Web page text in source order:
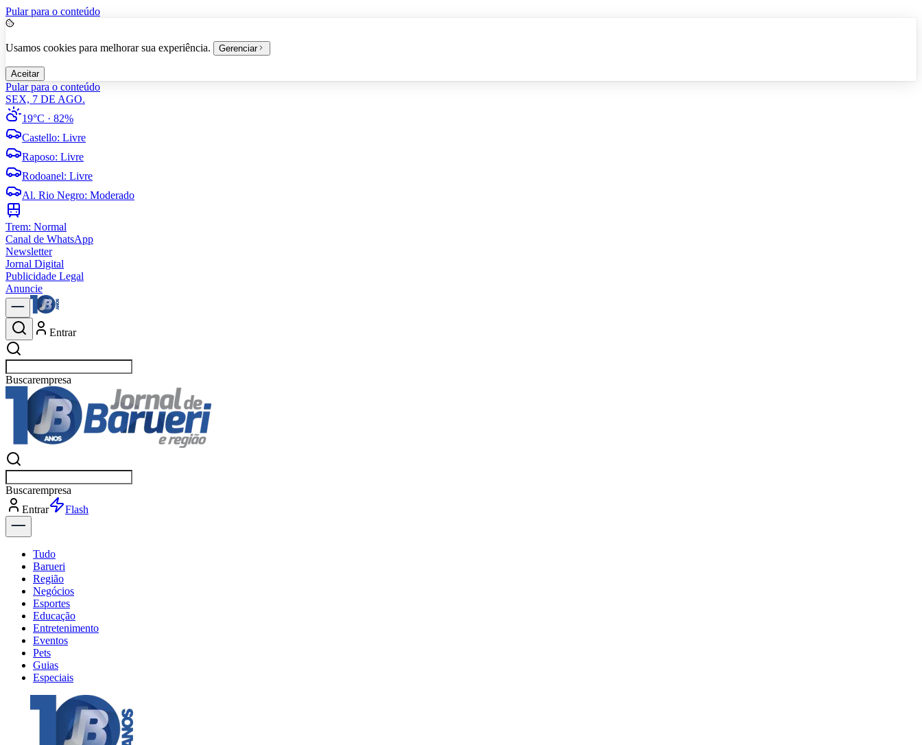
Pular para o conteúdo
Usamos cookies para melhorar sua experiência. Gerenciar
Aceitar
Pular para o conteúdo
SEX, 7 DE AGO.
19°C · 82%
Castello: Livre
Raposo: Livre
Rodoanel: Livre
Al. Rio Negro: Moderado
Trem: Normal
Canal de WhatsApp
Newsletter
Jornal Digital
Publicidade Legal
Anuncie
Entrar
Buscaresportes
Buscaresportes
Entrar
Flash
Tudo
Barueri
Região
Negócios
Esportes
Educação
Entretenimento
Eventos
Pets
Guias
Especiais
Explore Tudo
Últimas Notícias
Previsão do Tempo
Trânsito e Rotas